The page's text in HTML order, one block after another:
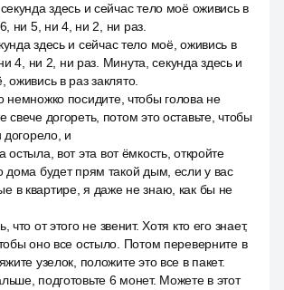
здесь и сейчас тело моё оживись в
ни 5, ни 4, ни 2, ни раз.
здесь и сейчас тело моё, оживись в
4, ни 2, ни раз. Минута, секунда здесь и
оживись в раз заклято.
немножко посидите, чтобы голова не
свече догореть, потом это оставьте, чтобы
догорело, и
остыла, вот эта вот ёмкость, откройте
дома будет прям такой дым, если у вас
в квартире, я даже не знаю, как бы не
что от этого не звенит. Хотя кто его знает,
оно все остыло. Потом переверните в
узелок, положите это все в пакет.
подготовьте 6 монет. Можете в этот